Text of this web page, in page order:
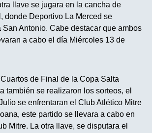
llave se jugara en la cancha de
donde Deportivo La Merced se
San Antonio. Cabe destacar que ambos
a cabo el día Miércoles 13 de
de Final de la Copa Salta
también se realizaron los sorteos, el
se enfrentaran el Club Atlético Mitre
este partido se llevara a cabo en
Mitre. La otra llave, se disputara el